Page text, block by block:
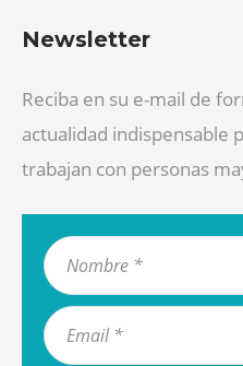
Newsletter
Reciba en su e-mail de
actualidad indispensable
trabajan con personas